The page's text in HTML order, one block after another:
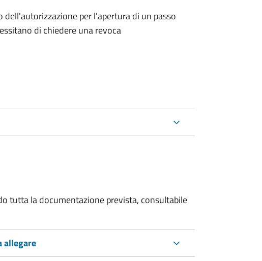
per l'apertura di un passo
di chiedere una revoca
tutta la documentazione prevista, consultabile
allegare